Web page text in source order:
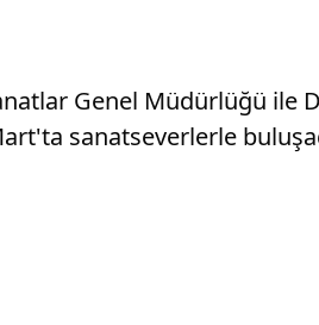
Genel Müdürlüğü
sanatseverlerle